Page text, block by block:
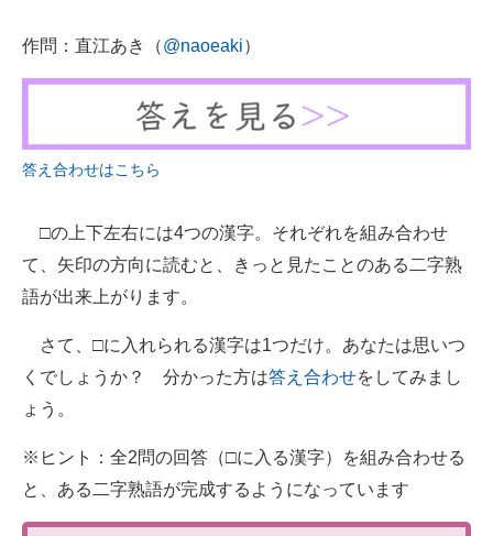
企業向けIT製品の総合サイト
IT製品の技術・比較・事例
モノづくり技術者専門サイト
エレクトロニクス専門サイト
電子設計の基本と応用
建設×テクノロジーの最前線
ちょっと気になるネットの話題
作問：直江あき（@naoeaki）
答え合わせはこちら
□の上下左右には4つの漢字。それぞれを組み合わせ
て、矢印の方向に読むと、きっと見たことのある二字熟
語が出来上がります。
さて、□に入れられる漢字は1つだけ。あなたは思いつ
くでしょうか？ 分かった方は答え合わせをしてみまし
ょう。
※ヒント：全2問の回答（□に入る漢字）を組み合わせる
と、ある二字熟語が完成するようになっています